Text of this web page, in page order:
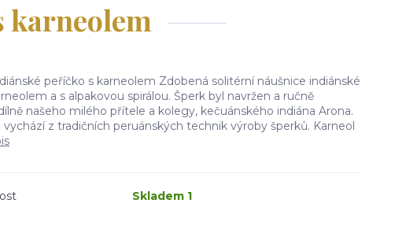
karneolem
peříčko s karneolem Zdobená solitérní náušnice indiánské
a s alpakovou spirálou. Šperk byl navržen a ručně
našeho milého přítele a kolegy, kečuánského indiána Arona.
z tradičních peruánských technik výroby šperků. Karneol
Skladem 1